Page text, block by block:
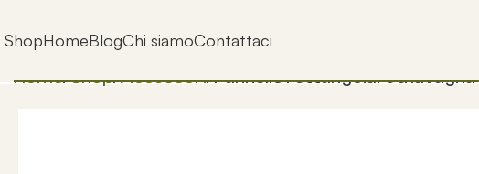
ShopHomeBlogChi siamoContattaci
Home Shop Accessori Pannello rettangolare a lavagna